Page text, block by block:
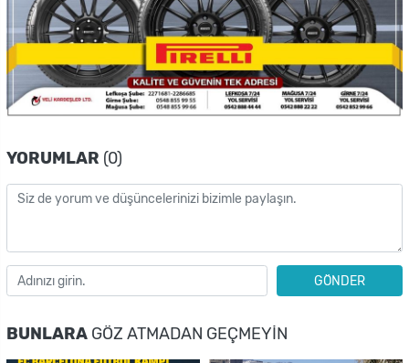
YORUMLAR (0)
GÖNDER
BUNLARA GÖZ ATMADAN GEÇMEYIN